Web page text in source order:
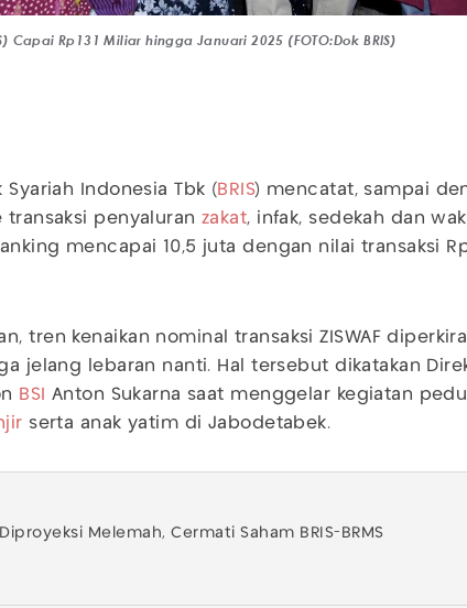
Capai Rp131 Miliar hingga Januari 2025 (FOTO:Dok BRIS)
Syariah Indonesia Tbk ( BRIS) mencatat, sampai
transaksi penyaluranzakat, infak, sedekah dan
mencapai 10,5 juta dengan nilai transaksi
tren kenaikan nominal transaksi ZISWAF
jelang lebaran nanti. Hal tersebut dikatakan
BSI
Anton Sukarna saat menggelar kegiatan
serta anak yatim di Jabodetabek.
Diproyeksi Melemah, Cermati Saham BRIS-BRMS